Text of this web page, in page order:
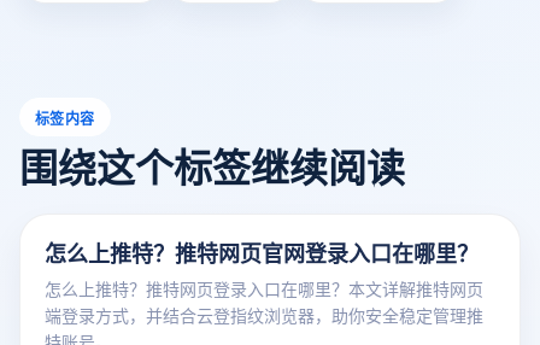
标签内容
围绕这个标签继续阅读
怎么上推特？推特网页官网登录入口在哪里？
怎么上推特？推特网页登录入口在哪里？本文详解推特网页
端登录方式，并结合云登指纹浏览器，助你安全稳定管理推